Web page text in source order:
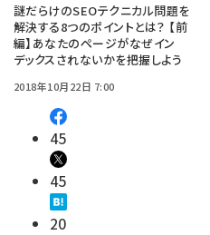
謎だらけのSEOテクニカル問題を
解決する8つのポイントとは？ 【前
編】あなたのページがなぜイン
デックスされないかを把握しよう
2018年10月22日 7:00
45
45
20